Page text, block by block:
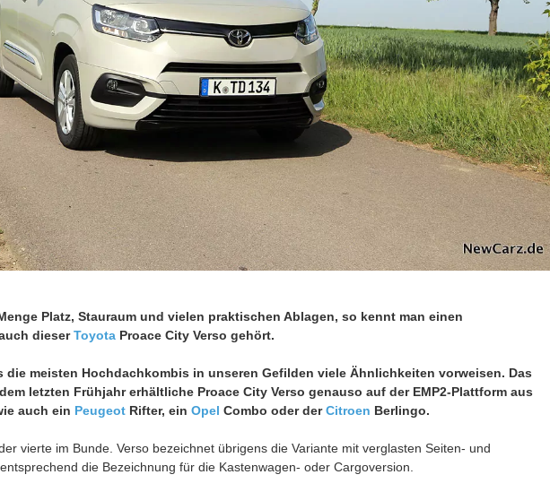
Platz, Stauraum und vielen praktischen Ablagen, so kennt man einen
dieserToyotaProace City Verso gehört.
die meisten Hochdachkombis in unseren Gefilden viele Ähnlichkeiten vorweisen. Das
letzten Frühjahr erhältliche Proace City Verso genauso auf der EMP2-Plattform aus
auch ein PeugeotRifter, ein Opel Combo oder derCitroen Berlingo.
vierte im Bunde. Verso bezeichnet übrigens die Variante mit verglasten Seiten- und
die Bezeichnung für die Kastenwagen- oder Cargoversion.